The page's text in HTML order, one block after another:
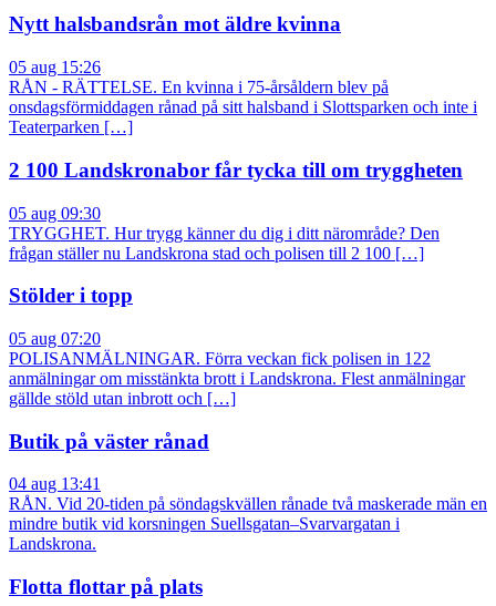
Nytt halsbandsrån mot äldre kvinna
05 aug 15:26
RÅN - RÄTTELSE. En kvinna i 75-årsåldern blev på
onsdagsförmiddagen rånad på sitt halsband i Slottsparken och inte i
Teaterparken […]
2 100 Landskronabor får tycka till om tryggheten
05 aug 09:30
TRYGGHET. Hur trygg känner du dig i ditt närområde? Den
frågan ställer nu Landskrona stad och polisen till 2 100 […]
Stölder i topp
05 aug 07:20
POLISANMÄLNINGAR. Förra veckan fick polisen in 122
anmälningar om misstänkta brott i Landskrona. Flest anmälningar
gällde stöld utan inbrott och […]
Butik på väster rånad
04 aug 13:41
RÅN. Vid 20-tiden på söndagskvällen rånade två maskerade män en
mindre butik vid korsningen Suellsgatan–Svarvargatan i
Landskrona.
Flotta flottar på plats